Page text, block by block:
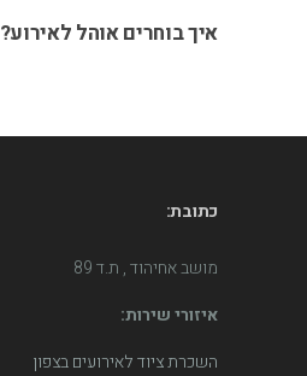
איך בוחרים אוהל לאירוע?
כתובת:
מושב אחיהוד , ת.ד 89
איזורי שירות:
השכרת ציוד לאירועים בצפון